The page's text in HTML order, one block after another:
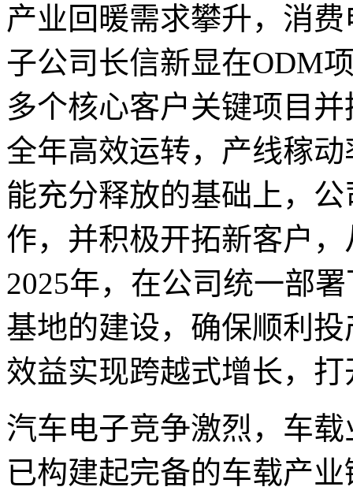
产业回暖需求攀升，消
子公司长信新显在ODM
多个核心客户关键项目
全年高效运转，产线稼
能充分释放的基础上，
作，并积极开拓新客户
2025年，在公司统一部
基地的建设，确保顺利
效益实现跨越式增长，
汽车电子竞争激烈，车
已构建起完备的车载产